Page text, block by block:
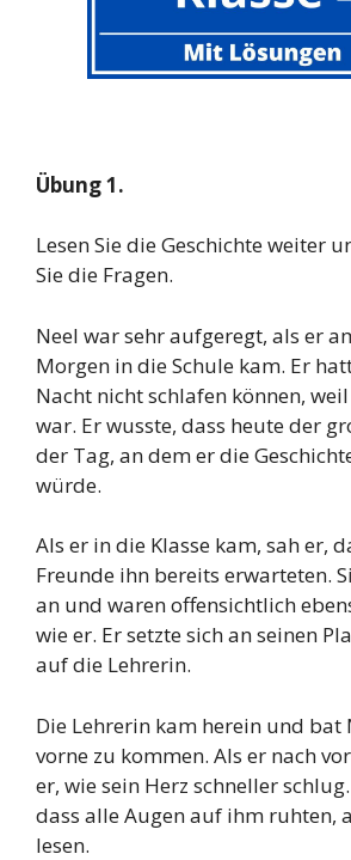
Übung 1.
Lesen Sie die Geschichte weiter
Sie die Fragen.
Neel war sehr aufgeregt, als er
Morgen in die Schule kam. Er
Nacht nicht schlafen können,
war. Er wusste, dass heute der
der Tag, an dem er die
würde.
Als er in die Klasse kam, sah er,
Freunde ihn bereits erwarteten.
an und waren offensichtlich
wie er. Er setzte sich an seinen
auf die Lehrerin.
Die Lehrerin kam herein und bat
vorne zu kommen. Als er nach
er, wie sein Herz schneller
dass alle Augen auf ihm ruhten,
lesen.